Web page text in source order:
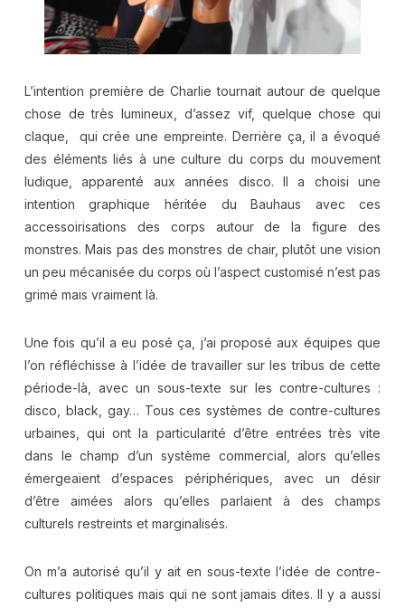
L’intention première de Charlie tournait autour de quelque
chose de très lumineux, d’assez vif, quelque chose qui
claque, qui crée une empreinte. Derrière ça, il a évoqué
des éléments liés à une culture du corps du mouvement
ludique, apparenté aux années disco. Il a choisi une
intention graphique héritée du Bauhaus avec ces
accessoirisations des corps autour de la figure des
monstres. Mais pas des monstres de chair, plutôt une vision
un peu mécanisée du corps où l’aspect customisé n’est pas
grimé mais vraiment là.
Une fois qu’il a eu posé ça, j’ai proposé aux équipes que
l’on réfléchisse à l’idée de travailler sur les tribus de cette
période-là, avec un sous-texte sur les contre-cultures :
disco, black, gay… Tous ces systèmes de contre-cultures
urbaines, qui ont la particularité d’être entrées très vite
dans le champ d’un système commercial, alors qu’elles
émergeaient d’espaces périphériques, avec un désir
d’être aimées alors qu’elles parlaient à des champs
culturels restreints et marginalisés.
On m’a autorisé qu’il y ait en sous-texte l’idée de contre-
cultures politiques mais qui ne sont jamais dites. Il y a aussi